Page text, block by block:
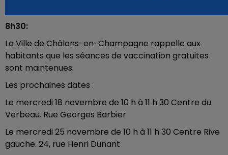
8h30:
La Ville de Châlons-en-Champagne rappelle aux
habitants que les séances de vaccination gratuites
sont maintenues.
Les prochaines dates :
Le mercredi 18 novembre de 10 h à 11 h 30 Centre du
Verbeau. Rue Georges Barbier
Le mercredi 25 novembre de 10 h à 11 h 30 Centre Rive
gauche. 24, rue Henri Dunant